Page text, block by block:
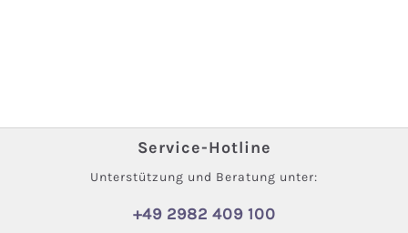
Service-Hotline
Unterstützung und Beratung unter:
+49 2982 409 100